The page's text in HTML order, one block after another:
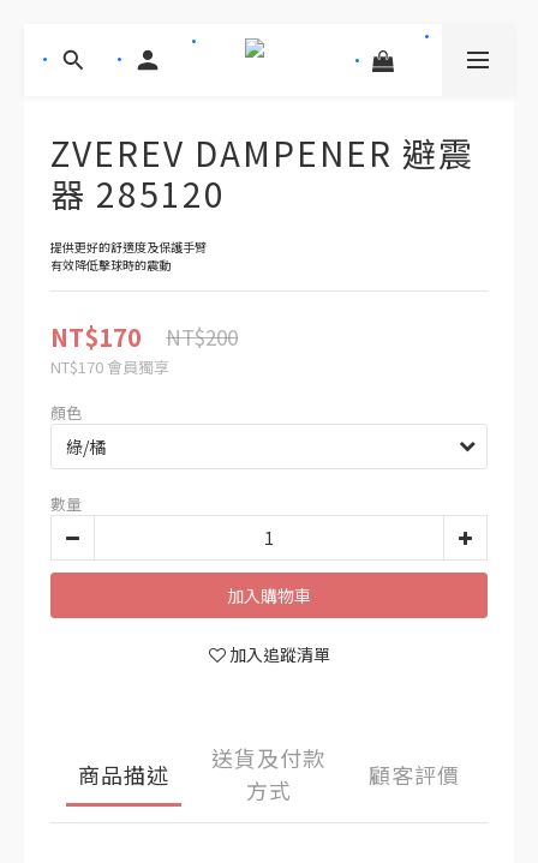
ZVEREV DAMPENER 避震
器 285120
提供更好的舒適度及保護手臂
有效降低擊球時的震動
NT$170 NT$200
NT$170 會員獨享
顏色
數量
加入購物車
加入追蹤清單
商品描述
送貨及付款
方式
顧客評價